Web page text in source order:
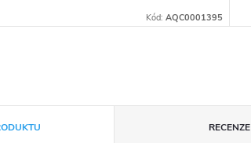
RECENZE
Kód: AQC0001395